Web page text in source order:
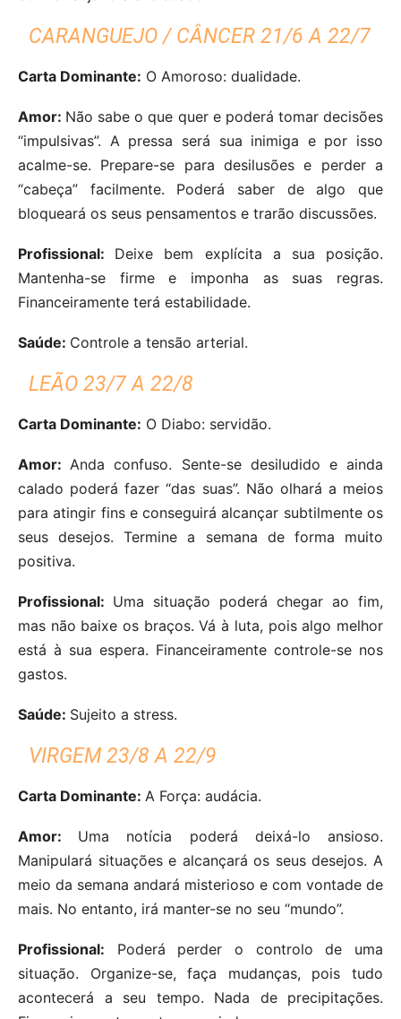
CARANGUEJO / CÂNCER 21/6 A 22/7
Carta Dominante: O Amoroso: dualidade.
Amor: Não sabe o que quer e poderá tomar decisões
“impulsivas”. A pressa será sua inimiga e por isso
acalme-se. Prepare-se para desilusões e perder a
“cabeça” facilmente. Poderá saber de algo que
bloqueará os seus pensamentos e trarão discussões.
Profissional: Deixe bem explícita a sua posição.
Mantenha-se firme e imponha as suas regras.
Financeiramente terá estabilidade.
Saúde: Controle a tensão arterial.
LEÃO 23/7 A 22/8
Carta Dominante: O Diabo: servidão.
Amor: Anda confuso. Sente-se desiludido e ainda
calado poderá fazer “das suas”. Não olhará a meios
para atingir fins e conseguirá alcançar subtilmente os
seus desejos. Termine a semana de forma muito
positiva.
Profissional: Uma situação poderá chegar ao fim,
mas não baixe os braços. Vá à luta, pois algo melhor
está à sua espera. Financeiramente controle-se nos
gastos.
Saúde: Sujeito a stress.
VIRGEM 23/8 A 22/9
Carta Dominante: A Força: audácia.
Amor: Uma notícia poderá deixá-lo ansioso.
Manipulará situações e alcançará os seus desejos. A
meio da semana andará misterioso e com vontade de
mais. No entanto, irá manter-se no seu “mundo”.
Profissional: Poderá perder o controlo de uma
situação. Organize-se, faça mudanças, pois tudo
acontecerá a seu tempo. Nada de precipitações.